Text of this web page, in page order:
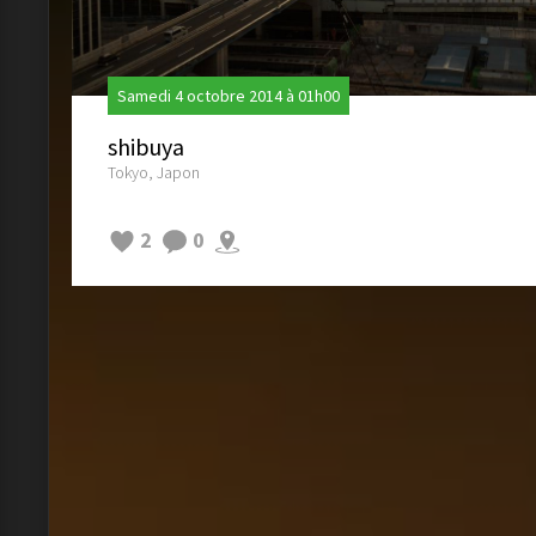
Samedi 4 octobre 2014 à 01h00
shibuya
Tokyo, Japon
2 0